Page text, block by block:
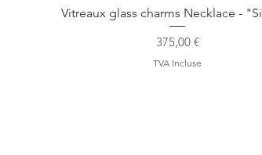
Vitreaux glass charms Necklace -
Prix
375,00 €
TVA Incluse